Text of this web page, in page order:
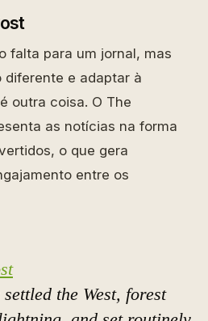
falta para um jornal, mas
e adaptar à
outra coisa. O The
as notícias na forma
o que gera
entre os
the West, forest